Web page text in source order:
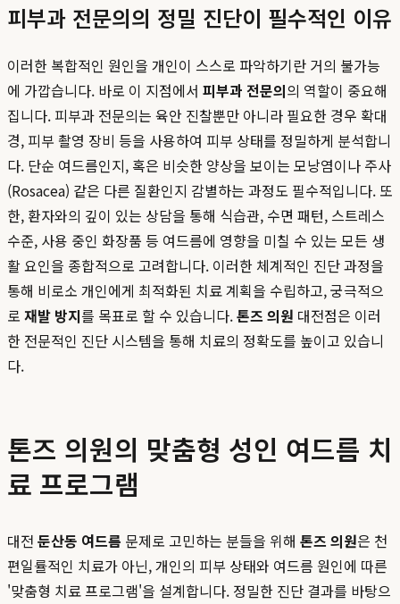
피부과 전문의의 정밀 진단이 필수적인 이유
이러한 복합적인 원인을 개인이 스스로 파악하기란 거의 불가능
에 가깝습니다. 바로 이 지점에서 피부과 전문의의 역할이 중요해
집니다. 피부과 전문의는 육안 진찰뿐만 아니라 필요한 경우 확대
경, 피부 촬영 장비 등을 사용하여 피부 상태를 정밀하게 분석합니
다. 단순 여드름인지, 혹은 비슷한 양상을 보이는 모낭염이나 주사
(Rosacea) 같은 다른 질환인지 감별하는 과정도 필수적입니다. 또
한, 환자와의 깊이 있는 상담을 통해 식습관, 수면 패턴, 스트레스
수준, 사용 중인 화장품 등 여드름에 영향을 미칠 수 있는 모든 생
활 요인을 종합적으로 고려합니다. 이러한 체계적인 진단 과정을
통해 비로소 개인에게 최적화된 치료 계획을 수립하고, 궁극적으
로 재발 방지를 목표로 할 수 있습니다.톤즈 의원 대전점은 이러
한 전문적인 진단 시스템을 통해 치료의 정확도를 높이고 있습니
다.
톤즈 의원의 맞춤형 성인 여드름 치
료 프로그램
대전 둔산동 여드름 문제로 고민하는 분들을 위해 톤즈 의원은 천
편일률적인 치료가 아닌, 개인의 피부 상태와 여드름 원인에 따른
'맞춤형 치료 프로그램'을 설계합니다. 정밀한 진단 결과를 바탕으